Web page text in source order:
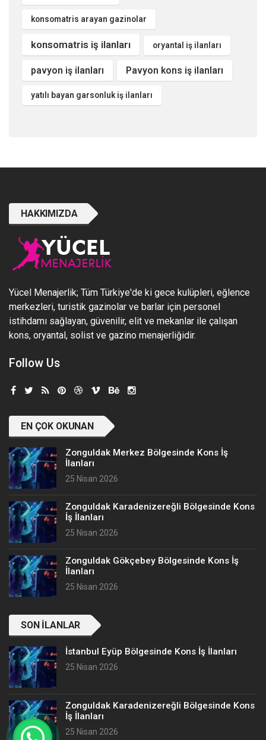
konsomatris arayan gazinolar
konsomatris iş ilanları oryantal iş ilanları
pavyon iş ilanları Pavyon kons iş ilanları
yatılı bayan garsonluk iş ilanları
HAKKIMIZDA
Yücel Menajerlik; Tüm Türkiye'de ki gece kulüpleri, eğlence
merkezleri, turistik gazinolar ve barlar için personel
istihdamı sağlayan, güvenilir, elit ve mekanlar ile çalışan
kons, oryantal, solist ve gazino menajerliğidir.
Follow Us
EN ÇOK OKUNAN
Zonguldak Merkez Bölgesinde Kons İş
İlanları
25 Nisan 2026
Zonguldak Karadenizereğli Bölgesinde Kons
İş İlanları
25 Nisan 2026
Zonguldak Gökçebey Bölgesinde Kons İş
İlanları
25 Nisan 2026
SON İLANLAR
İstanbul Eyüp Bölgesinde Kons İş İlanları
25 Nisan 2026
Zonguldak Karadenizereğli Bölgesinde Kons
İş İlanları
25 Nisan 2026